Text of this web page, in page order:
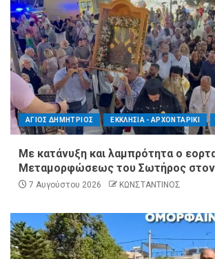
ΑΓΙΟΣ ΔΗΜΗΤΡΙΟΣ ΕΚΚΛΗΣΙΑ - ΑΡΧΟΝΤΑΡΙΚΙ
Με κατάνυξη και λαμπρότητα ο
Μεταμορφώσεως του Σωτήρος
7 Αυγούστου 2026 ΚΩΝΣΤΑΝΤΙΝΟΣ